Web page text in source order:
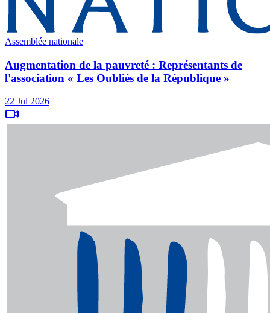
Assemblée nationale
Augmentation de la pauvreté : Représentants de
l'association « Les Oubliés de la République »
22 Jul 2026